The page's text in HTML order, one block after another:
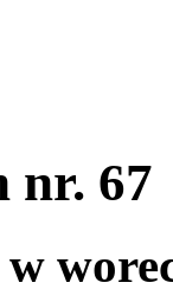
nr. 67